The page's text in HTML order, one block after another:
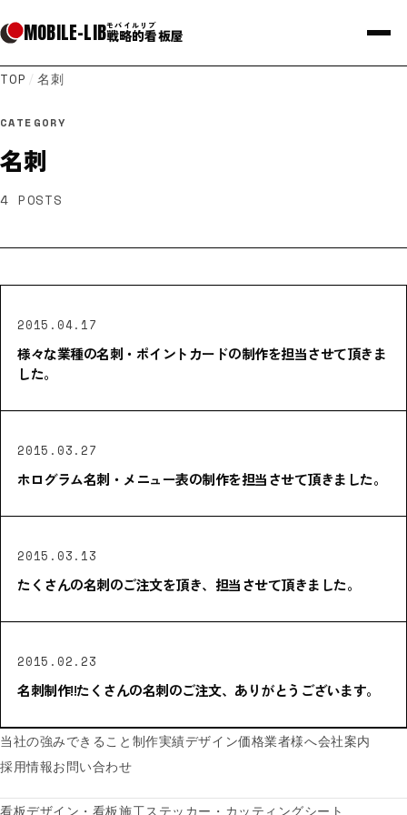
MOBILE-LIBモバイルリブ
戦略的看板屋
TOP / 名刺
CATEGORY
名刺
4 POSTS
2015.04.17
様々な業種の名刺・ポイントカードの制作を担当させて頂きま
した。
2015.03.27
ホログラム名刺・メニュー表の制作を担当させて頂きました。
2015.03.13
たくさんの名刺のご注文を頂き、担当させて頂きました。
2015.02.23
名刺制作!!たくさんの名刺のご注文、ありがとうございます。
当社の強みできること制作実績デザイン価格業者様へ会社案内
採用情報お問い合わせ
看板デザイン・看板施工ステッカー・カッティングシート